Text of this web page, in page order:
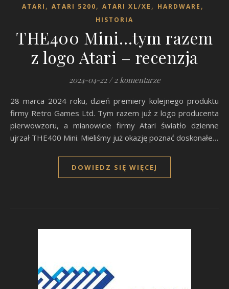
ATARI , ATARI 5200, ATARI XL/XE , HARDWARE ,
HISTORIA
THE400 Mini…tym razem
z logo Atari – recenzja
2024-04-22 / 2 komentarze
28 marca 2024 roku, dzień premiery kolejnego produktu
firmy Retro Games Ltd. Tym razem już z logo producenta
pierwowzoru, a mianowicie firmy Atari światło dzienne
ujrzał THE400 Mini. Mieliśmy już okazję poznać doskonałe…
DOWIEDZ SIĘ WIĘCEJ